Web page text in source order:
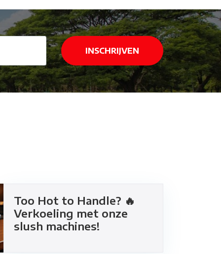
Too Hot to Handle? 🔥
Verkoeling met onze
slush machines!